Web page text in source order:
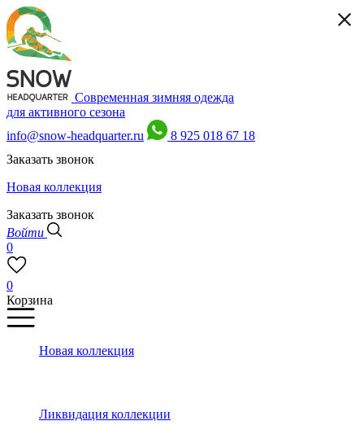
Современная зимняя одежда
для активного сезона
info@snow-headquarter.ru
8 925 018 67 18
Заказать звонок
Новая коллекция
Заказать звонок
Войти
0
0
Корзина
Новая коллекция
Ликвидация коллекции